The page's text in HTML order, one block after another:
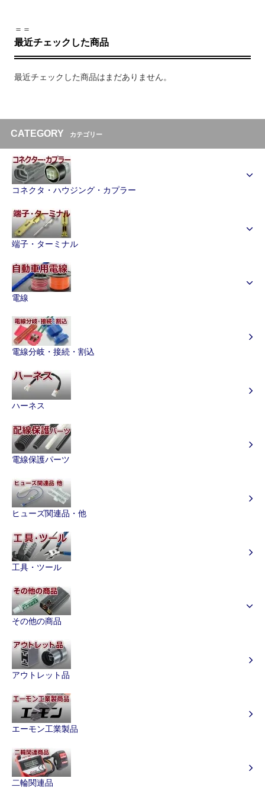
＝＝
最近チェックした商品
最近チェックした商品はまだありません。
CATEGORY カテゴリー
コネクタ・ハウジング・カプラー
端子・ターミナル
電線
電線分岐・接続・割込
ハーネス
電線保護パーツ
ヒューズ関連品・他
工具・ツール
その他の商品
アウトレット品
エーモン工業製品
二輪関連品